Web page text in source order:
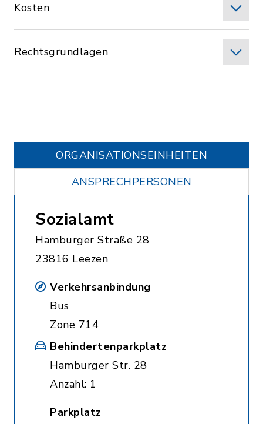
Kosten
Rechtsgrundlagen
ORGANISATIONS­EINHEITEN
ANSPRECHPERSONEN
Sozialamt
Hamburger Straße 28
23816 Leezen
Verkehrsanbindung
Bus
Zone 714
Behindertenparkplatz
Hamburger Str. 28
Anzahl: 1
Parkplatz